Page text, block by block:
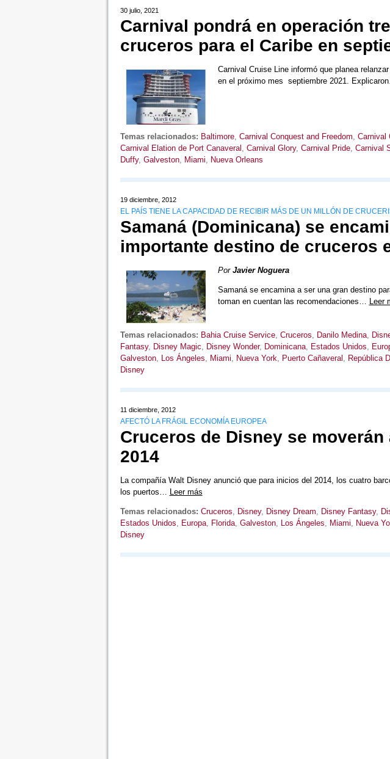
30 julio, 2021
Carnival pondrá en operación
cruceros para el Caribe en
Carnival Cruise Line informó que planea
en el próximo mes septiembre 2021.
Temas relacionados: Baltimore, Carnival Conquest and Freedom, Carnival
Carnival Elation de Port Canaveral , Carnival Glory, Carnival Pride, Carnival
Duffy, Galveston, Miami, Nueva Orleans
19 diciembre, 2012
EL PAÍS TIENE LA CAPACIDAD DE RECIBIR MÁS DE UN MILLÓN DE
Samaná (Dominicana) se
importante destino de cruceros
Por Javier Noguera
Samaná se encamina a ser una gran destino
toman en cuentan las recomendaciones… Leer
Temas relacionados: Bahia Cruise Service, Cruceros, Danilo Medina,
Fantasy, Disney Magic, Disney Wonder, Dominicana, Estados Unidos,
Galveston, Los Ángeles, Miami, Nueva York, Puerto Cañaveral , República
Disney
11 diciembre, 2012
AFECTÓ LA FRÁGIL ECONOMÍA EUROPEA
Cruceros de Disney se moverán
2014
La compañía Walt Disney anunció que para inicios del 2014, los cuatro
los puertos… Leer más
Temas relacionados: Cruceros, Disney, Disney Dream, Disney Fantasy,
Estados Unidos, Europa, Florida, Galveston, Los Ángeles, Miami, Nueva
Disney